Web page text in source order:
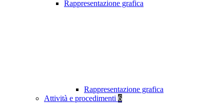
Rappresentazione grafica
Rappresentazione grafica
Attività e procedimenti 6